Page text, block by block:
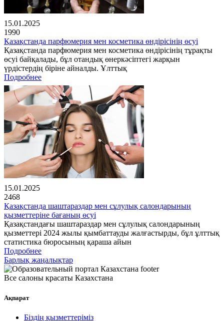
15.01.2025
1990
Қазақстанда парфюмерия мен косметика өндірісінің өсуі
Қазақстанда парфюмерия мен косметика өндірісінің тұрақты
өсуі байқалады, бұл отандық өнеркәсіптегі жарқын
үрдістердің біріне айналды. Ұлттық
Подробнее
15.01.2025
2468
Қазақстанда шаштараздар мен сұлулық салондарының
қызметтеріне бағаның өсуі
Қазақстандағы шаштараздар мен сұлулық салондарының
қызметтері 2024 жылы қымбаттауды жалғастырды, бұл ұлттық
статистика бюросының қараша айын
Подробнее
Барлық жаңалықтар
Все салоны красаты Казахстана
Ақпарат
Біздің қызметтеріміз